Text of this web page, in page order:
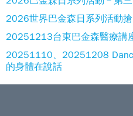
2026世界巴金森日系列活動
20251213台東巴金森醫療講
20251110、20251208
的身體在說話